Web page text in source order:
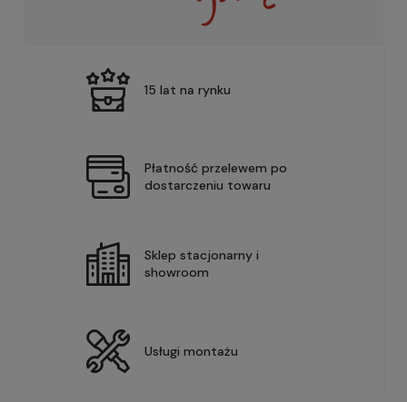
15 lat na rynku
Płatność przelewem po
dostarczeniu towaru
Sklep stacjonarny i
showroom
Usługi montażu